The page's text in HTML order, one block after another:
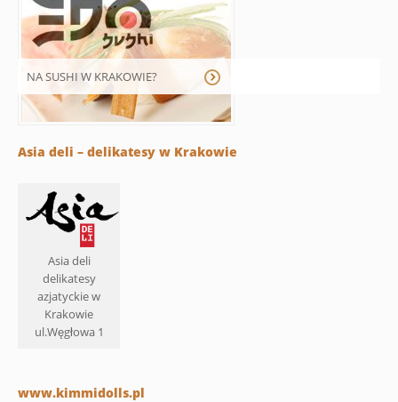
NA SUSHI W KRAKOWIE?
Asia deli – delikatesy w Krakowie
Asia deli
delikatesy
azjatyckie w
Krakowie
ul.Węgłowa 1
www.kimmidolls.pl